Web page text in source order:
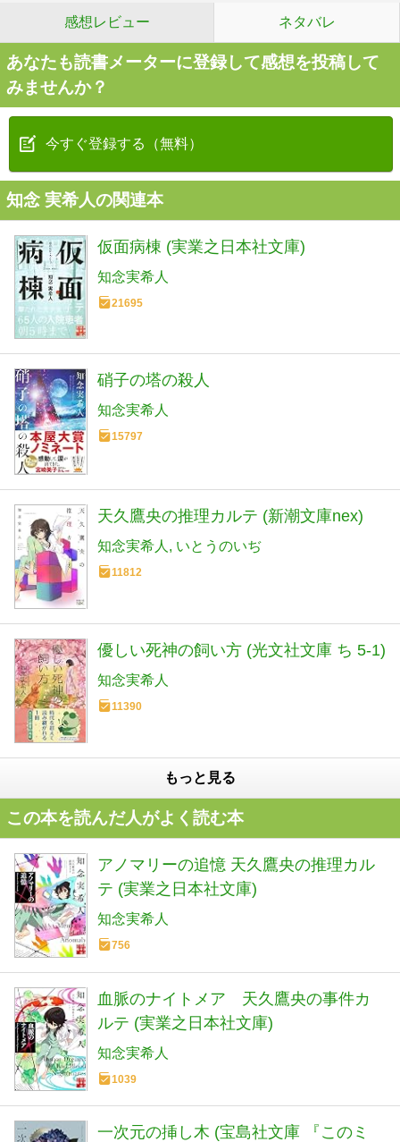
感想レビュー ネタバレ
あなたも読書メーターに登録して感想を投稿して
みませんか？
今すぐ登録する（無料）
知念 実希人の関連本
仮面病棟 (実業之日本社文庫)
知念実希人
21695
硝子の塔の殺人
知念実希人
15797
天久鷹央の推理カルテ (新潮文庫nex)
知念実希人 いとうのいぢ
11812
優しい死神の飼い方 (光文社文庫 ち 5-1)
知念実希人
11390
もっと見る
この本を読んだ人がよく読む本
アノマリーの追憶 天久鷹央の推理カル
テ (実業之日本社文庫)
知念実希人
756
血脈のナイトメア 天久鷹央の事件カ
ルテ (実業之日本社文庫)
知念実希人
1039
一次元の挿し木 (宝島社文庫 『このミ